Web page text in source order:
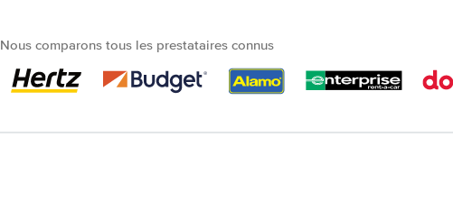
Nous comparons tous les prestataires connus